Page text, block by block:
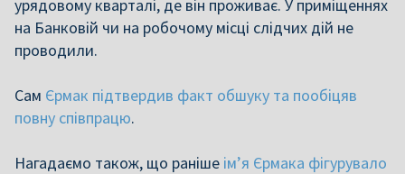
урядовому кварталі, де він проживає. У приміщеннях
на Банковій чи на робочому місці слідчих дій не
проводили.
Сам Єрмак підтвердив факт обшуку та пообіцяв
повну співпрацю.
Нагадаємо також, що раніше ім’я Єрмака фігурувало